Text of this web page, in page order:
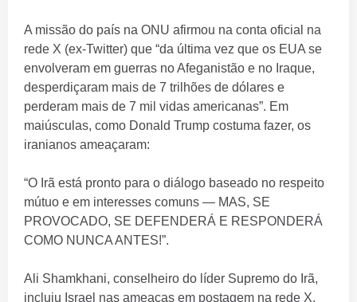
A missão do país na ONU afirmou na conta oficial na
rede X (ex-Twitter) que “da última vez que os EUA se
envolveram em guerras no Afeganistão e no Iraque,
desperdiçaram mais de 7 trilhões de dólares e
perderam mais de 7 mil vidas americanas”. Em
maiúsculas, como Donald Trump costuma fazer, os
iranianos ameaçaram:
“O Irã está pronto para o diálogo baseado no respeito
mútuo e em interesses comuns — MAS, SE
PROVOCADO, SE DEFENDERÁ E RESPONDERÁ
COMO NUNCA ANTES!”.
Ali Shamkhani, conselheiro do líder Supremo do Irã,
incluiu Israel nas ameaças em postagem na rede X.